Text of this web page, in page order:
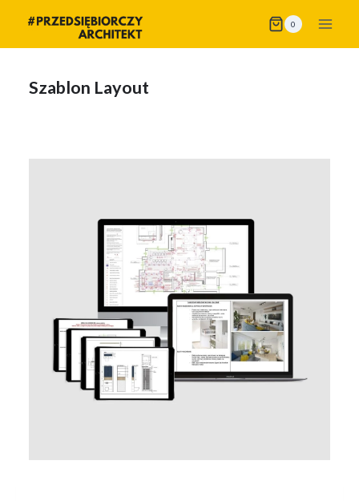
treści
0
Szablon Layout